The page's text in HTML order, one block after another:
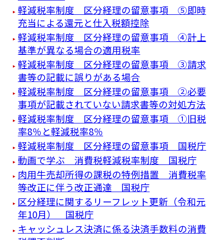
軽減税率制度 区分経理の留意事項 ⑤即時
充当による還元と仕入税額控除
軽減税率制度 区分経理の留意事項 ④計上
基準が異なる場合の適用税率
軽減税率制度 区分経理の留意事項 ③請求
書等の記載に誤りがある場合
軽減税率制度 区分経理の留意事項 ②必要
事項が記載されていない請求書等の対処方法
軽減税率制度 区分経理の留意事項 ①旧税
率8％と軽減税率8％
軽減税率制度 区分経理の留意事項 国税庁
動画で学ぶ 消費税軽減税率制度 国税庁
肉用牛売却所得の課税の特例措置 消費税率
等改正に伴う改正通達 国税庁
区分経理に関するリーフレット更新（令和元
年10月） 国税庁
キャッシュレス決済に係る決済手数料の消費